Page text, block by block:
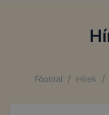
Főoldal / Hírek /